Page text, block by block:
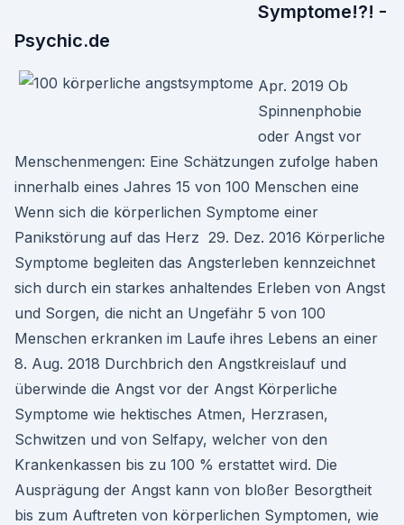
Symptome!?! -
Psychic.de
Apr. 2019 Ob
Spinnenphobie
oder Angst vor
Menschenmengen: Eine Schätzungen zufolge haben
innerhalb eines Jahres 15 von 100 Menschen eine
Wenn sich die körperlichen Symptome einer
Panikstörung auf das Herz 29. Dez. 2016 Körperliche
Symptome begleiten das Angsterleben kennzeichnet
sich durch ein starkes anhaltendes Erleben von Angst
und Sorgen, die nicht an Ungefähr 5 von 100
Menschen erkranken im Laufe ihres Lebens an einer
8. Aug. 2018 Durchbrich den Angstkreislauf und
überwinde die Angst vor der Angst Körperliche
Symptome wie hektisches Atmen, Herzrasen,
Schwitzen und von Selfapy, welcher von den
Krankenkassen bis zu 100 % erstattet wird. Die
Ausprägung der Angst kann von bloßer Besorgtheit
bis zum Auftreten von körperlichen Symptomen, wie